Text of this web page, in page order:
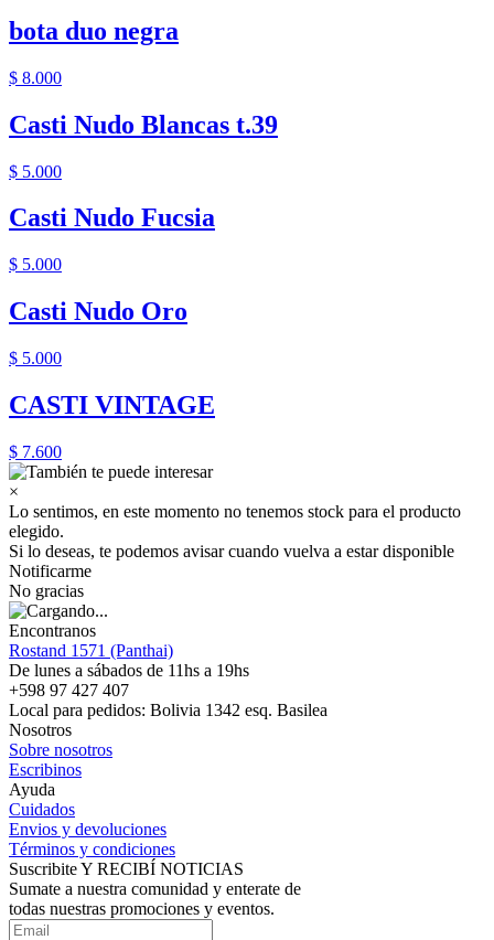
bota duo negra
$ 8.000
Casti Nudo Blancas t.39
$ 5.000
Casti Nudo Fucsia
$ 5.000
Casti Nudo Oro
$ 5.000
CASTI VINTAGE
$ 7.600
×
Lo sentimos, en este momento no tenemos stock para el producto
elegido.
Si lo deseas, te podemos avisar cuando vuelva a estar disponible
Notificarme
No gracias
Encontranos
Rostand 1571 (Panthai)
De lunes a sábados de 11hs a 19hs
+598 97 427 407
Local para pedidos: Bolivia 1342 esq. Basilea
Nosotros
Sobre nosotros
Escribinos
Ayuda
Cuidados
Envios y devoluciones
Términos y condiciones
Suscribite Y RECIBÍ NOTICIAS
Sumate a nuestra comunidad y enterate de
todas nuestras promociones y eventos.